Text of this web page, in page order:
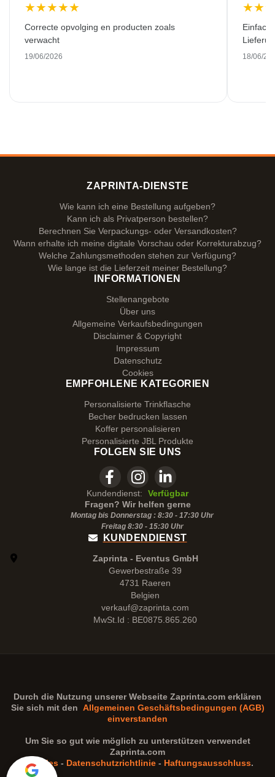
★★★★★
Correcte opvolging en producten zoals
verwacht
19/06/2026
★★
18/06/
ZAPRINTA-DIENSTE
Wie kann ich eine Bestellung aufgeben?
Kann ich als Privatperson bestellen?
Berechnen Sie Verpackungs- oder Versandkosten?
Wann erhalte ich meine digitale Vorschau oder Korrekturabzug?
Welche Zahlungsmethoden stehen zur Verfügung?
Wie lange ist die Lieferzeit meiner Bestellung?
INFORMATIONEN
Stellenangebote
Über uns
Allgemeine Verkaufsbedingungen
Disclaimer & Copyright
Impressum
Datenschutz
Cookies
EMPFOHLENE KATEGORIEN
Personalisierte Trinkflasche
Becher bedrucken lassen
Koffer personalisieren
Personalisierte JBL Produkte
FOLGEN SIE UNS
Kundendienst:
Verfügbar
Fragen? Wir helfen gerne
Montag bis Donnerstag : 8:30 - 17:30 Uhr
Freitag 8:30 - 15:30Uhr
KUNDENDIENST
Zaprinta - Eventus GmbH
Gewerbestraße 39
4731 Raeren
Belgien
verkauf@zaprinta.com
MwSt.Id : BE0875.865.260
Durch die Nutzung unserer Webseite Zaprinta.com erklären
Sie sich mit den Allgemeinen Geschäftsbedingungen (AGB)
einverstanden
Um Sie so gut wie möglich zu unterstützen verwendet
Zaprinta.com
Cookies - Datenschutzrichtlinie - Haftungsausschluss.